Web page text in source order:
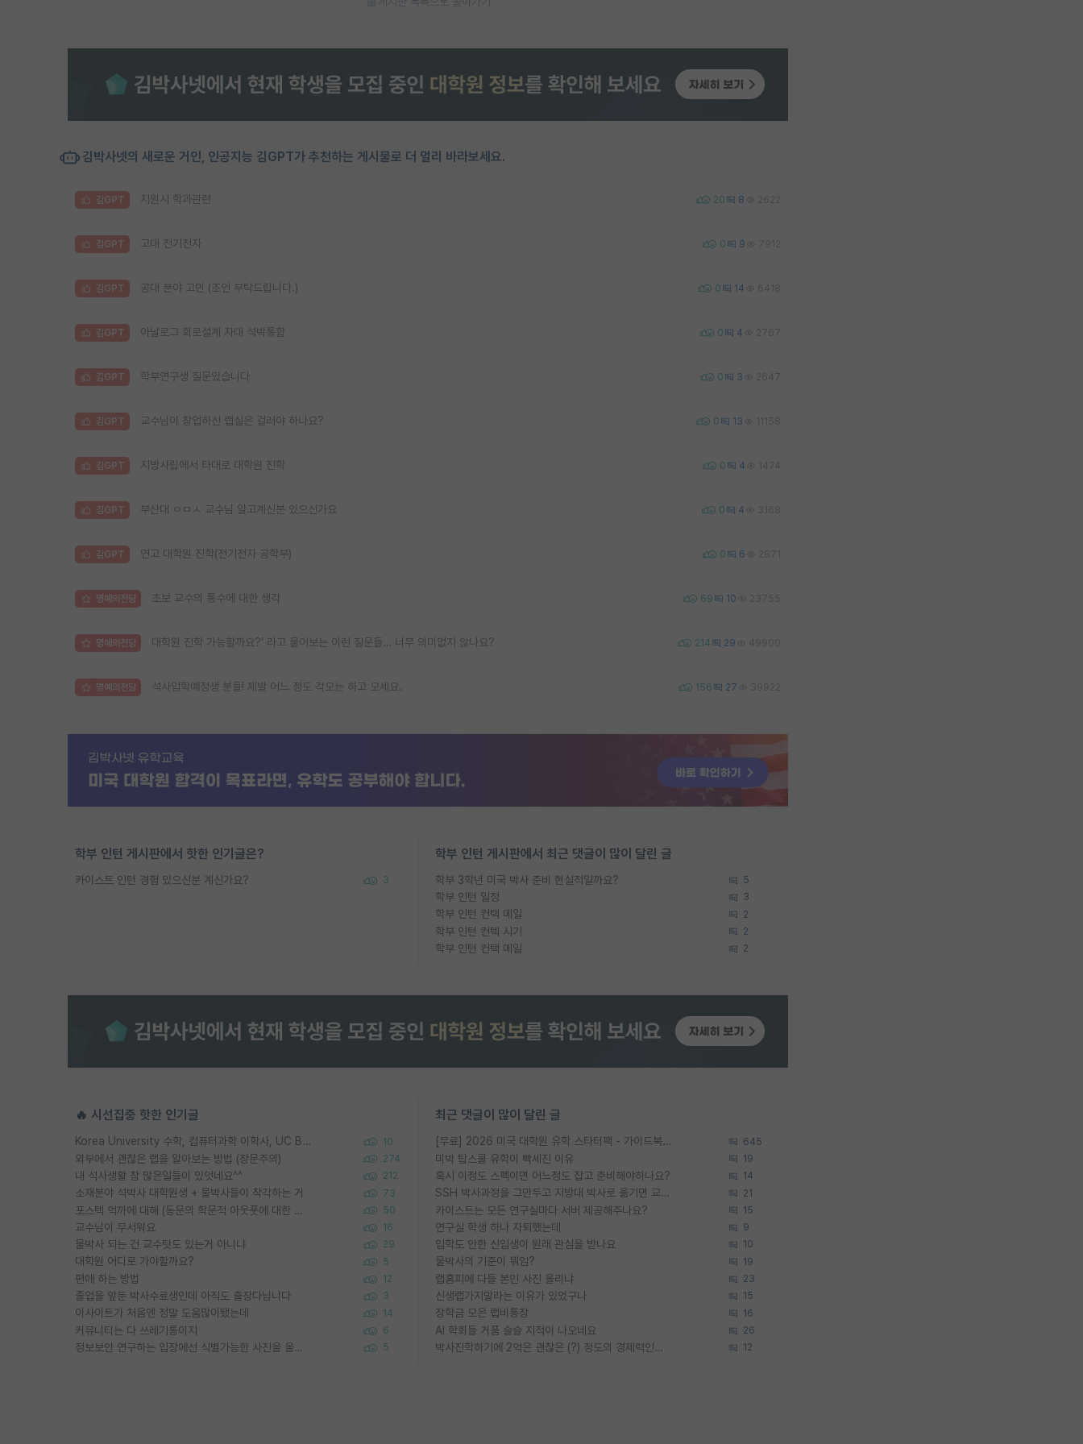
김박사넷의 새로운 거인, 인공지능 김GPT가 추천하는 게시물로 더 멀리 바라보세요.
김GPT 지원시 학과관련 20 8 2622
김GPT 고대 전기전자 0 9 7912
김GPT 공대 분야 고민 (조언 부탁드립니다.) 0 14 6418
김GPT 아날로그 회로설계 자대 석박통합 0 4 2767
김GPT 학부연구생 질문있습니다 0 3 2647
김GPT 교수님이 창업하신 랩실은 걸러야 하나요? 0 13 11158
김GPT 지방사립에서 타대로 대학원 진학 0 4 1474
김GPT 부산대 ㅇㅁㅅ 교수님 알고계신분 있으신가요 0 4 3168
김GPT 연고 대학원 진학(전기전자 공학부) 0 6 2871
명예의전당 초보 교수의 통수에 대한 생각 69 10 23755
명예의전당 대학원 진학 가능할까요?’ 라고 물어보는 이런 질문들… 너무 의미없지 않나요? 214 29 49900
명예의전당 석사입학예정생 분들! 제발 어느 정도 각오는 하고 오세요. 156 27 39922
학부 인턴 게시판에서 핫한 인기글은?
카이스트 인턴 경험 있으신분 계신가요? 3
학부 인턴 게시판에서 최근 댓글이 많이 달린 글
학부 3학년 미국 박사 준비 현실적일까요? 5
학부 인턴 일정 3
학부 인턴 컨택 메일 2
학부 인턴 컨텍 시기 2
학부 인턴 컨택 메일 2
🔥 시선집중 핫한 인기글
Korea University 수학, 컴퓨터과학 이학사, UC Berkeley 산업공학 대학원 공학박사가 되는 것은 쉽지 않겠죠? 10
외부에서 괜찮은 랩을 알아보는 방법 (장문주의) 274
내 석사생활 참 많은일들이 있엇네요^^ 212
소재분야 석박사 대학원생 + 물박사들이 착각하는 거 73
포스텍 억까에 대해 (동문의 학문적 아웃풋에 대한 반박) 50
교수님이 무서워요 16
물박사 되는 건 교수탓도 있는거 아니냐 29
대학원 어디로 가야할까요? 5
편애 하는 방법 12
졸업을 앞둔 박사수료생인데 아직도 출장다닙니다 3
이사이트가 처음엔 정말 도움많이됐는데 14
커뮤니티는 다 쓰레기통이지 6
정보보안 연구하는 입장에선 식별가능한 사진을 올리는건 비추이긴함 5
최근 댓글이 많이 달린 글
[무료] 2026 미국 대학원 유학 스타터팩 - 가이드북 & 합격자 컨택메일 템플릿 645
미박 탑스쿨 유학이 빡세진 이유 19
혹시 이정도 스펙이면 어느정도 잡고 준비해야하나요? 14
SSH 박사과정을 그만두고 지방대 박사로 옮기면 교수의 꿈은 끝일까요? 21
카이스트는 모든 연구실마다 서버 제공해주나요? 15
연구실 학생 하나 자퇴했는데 9
입학도 안한 신입생이 원래 관심을 받나요 10
물박사의 기준이 뭐임? 19
랩홈피에 다들 본인 사진 올리냐 23
신생랩가지말라는 이유가 있었구나 15
장학금 모은 랩비통장 16
AI 학회들 거품 슬슬 지적이 나오네요 26
박사진학하기에 2억은 괜찮은 (?) 정도의 경제력인가요 12